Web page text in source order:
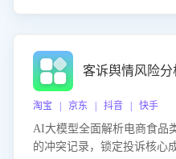
客诉舆情风险
淘宝 | 京东 | 抖音 | 快手
AI大模型全面解析电商食品
的冲突记录，锁定投诉核心